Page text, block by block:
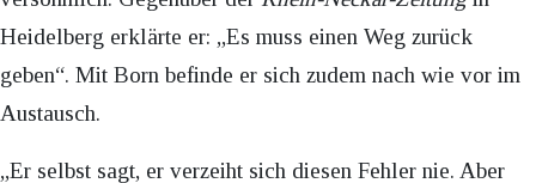
Heidelberg erklärte er: „Es muss einen Weg zurück
geben“. Mit Born befinde er sich zudem nach wie vor im
Austausch.
„Er selbst sagt, er verzeiht sich diesen Fehler nie. Aber